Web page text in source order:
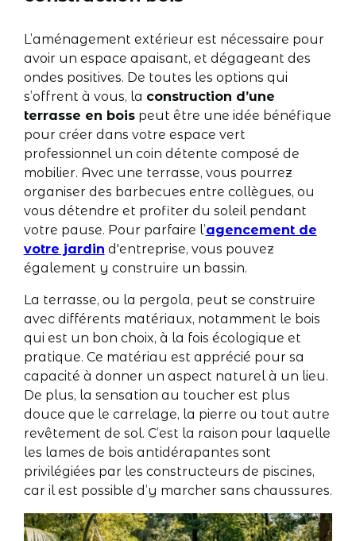
L’aménagement extérieur est nécessaire pour
avoir un espace apaisant, et dégageant des
ondes positives. De toutes les options qui
s’offrent à vous, la construction d’une
terrasse en boispeut être une idée bénéfique
pour créer dans votre espace vert
professionnel un coin détente composé de
mobilier. Avec une terrasse, vous pourrez
organiser des barbecues entre collègues, ou
vous détendre et profiter du soleil pendant
votre pause. Pour parfaire l’agencement de
votre jardin d'entreprise, vous pouvez
également y construire un bassin.
La terrasse, ou la pergola, peut se construire
avec différents matériaux, notamment le bois
qui est un bon choix, à la fois écologique et
pratique. Ce matériau est apprécié pour sa
capacité à donner un aspect naturel à un lieu.
De plus, la sensation au toucher est plus
douce que le carrelage, la pierre ou tout autre
revêtement de sol. C’est la raison pour laquelle
les lames de bois antidérapantes sont
privilégiées par les constructeurs de piscines,
car il est possible d’y marcher sans chaussures.